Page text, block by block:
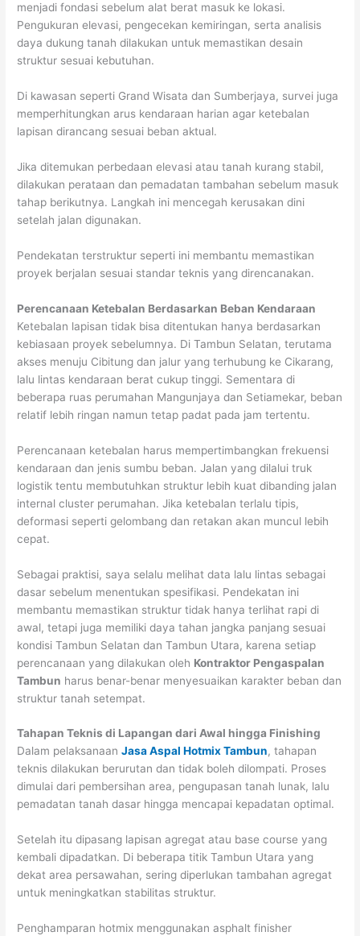
menjadi fondasi sebelum alat berat masuk ke lokasi.
Pengukuran elevasi, pengecekan kemiringan, serta analisis
daya dukung tanah dilakukan untuk memastikan desain
struktur sesuai kebutuhan.
Di kawasan seperti Grand Wisata dan Sumberjaya, survei juga
memperhitungkan arus kendaraan harian agar ketebalan
lapisan dirancang sesuai beban aktual.
Jika ditemukan perbedaan elevasi atau tanah kurang stabil,
dilakukan perataan dan pemadatan tambahan sebelum masuk
tahap berikutnya. Langkah ini mencegah kerusakan dini
setelah jalan digunakan.
Pendekatan terstruktur seperti ini membantu memastikan
proyek berjalan sesuai standar teknis yang direncanakan.
Perencanaan Ketebalan Berdasarkan Beban Kendaraan
Ketebalan lapisan tidak bisa ditentukan hanya berdasarkan
kebiasaan proyek sebelumnya. Di Tambun Selatan, terutama
akses menuju Cibitung dan jalur yang terhubung ke Cikarang,
lalu lintas kendaraan berat cukup tinggi. Sementara di
beberapa ruas perumahan Mangunjaya dan Setiamekar, beban
relatif lebih ringan namun tetap padat pada jam tertentu.
Perencanaan ketebalan harus mempertimbangkan frekuensi
kendaraan dan jenis sumbu beban. Jalan yang dilalui truk
logistik tentu membutuhkan struktur lebih kuat dibanding jalan
internal cluster perumahan. Jika ketebalan terlalu tipis,
deformasi seperti gelombang dan retakan akan muncul lebih
cepat.
Sebagai praktisi, saya selalu melihat data lalu lintas sebagai
dasar sebelum menentukan spesifikasi. Pendekatan ini
membantu memastikan struktur tidak hanya terlihat rapi di
awal, tetapi juga memiliki daya tahan jangka panjang sesuai
kondisi Tambun Selatan dan Tambun Utara, karena setiap
perencanaan yang dilakukan oleh Kontraktor Pengaspalan
Tambun harus benar-benar menyesuaikan karakter beban dan
struktur tanah setempat.
Tahapan Teknis di Lapangan dari Awal hingga Finishing
Dalam pelaksanaanJasa Aspal Hotmix Tambun, tahapan
teknis dilakukan berurutan dan tidak boleh dilompati. Proses
dimulai dari pembersihan area, pengupasan tanah lunak, lalu
pemadatan tanah dasar hingga mencapai kepadatan optimal.
Setelah itu dipasang lapisan agregat atau base course yang
kembali dipadatkan. Di beberapa titik Tambun Utara yang
dekat area persawahan, sering diperlukan tambahan agregat
untuk meningkatkan stabilitas struktur.
Penghamparan hotmix menggunakan asphalt finisher